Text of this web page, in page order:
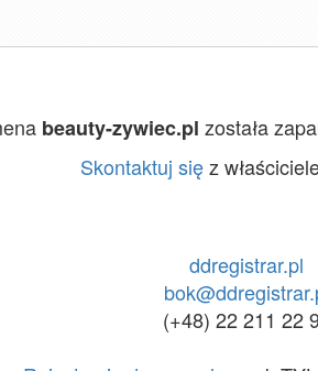
beauty-zywiec.pl została
Skontaktuj sięz
ddregistrar.pl
(+48) 22 211 22